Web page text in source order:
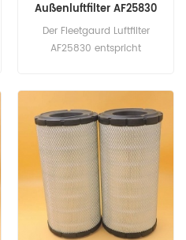
Außenluftfilter AF25830
Der Fleetgaurd Luftfilter
AF25830 entspricht
Teilname: Luftfilter Marke:
Fleetgaurd